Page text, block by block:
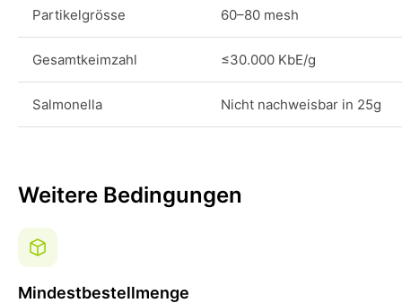
Partikelgrösse 60–80 mesh
Gesamtkeimzahl ≤30.000 KbE/g
Salmonella Nicht nachweisbar in 25g
Weitere Bedingungen
Mindestbestellmenge